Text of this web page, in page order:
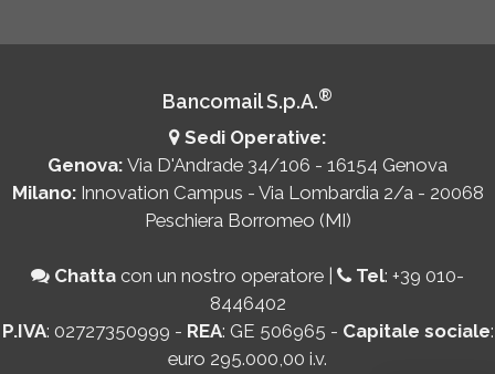
Bancomail S.p.A.®
Sedi Operative:
Genova: Via D'Andrade 34/106 - 16154 Genova
Milano: Innovation Campus - Via Lombardia 2/a - 20068
Peschiera Borromeo (MI)
Chatta con un nostro operatore | Tel: +39 010-
8446402
P.IVA: 02727350999 - REA: GE 506965 - Capitale sociale:
euro 295.000,00 i.v.